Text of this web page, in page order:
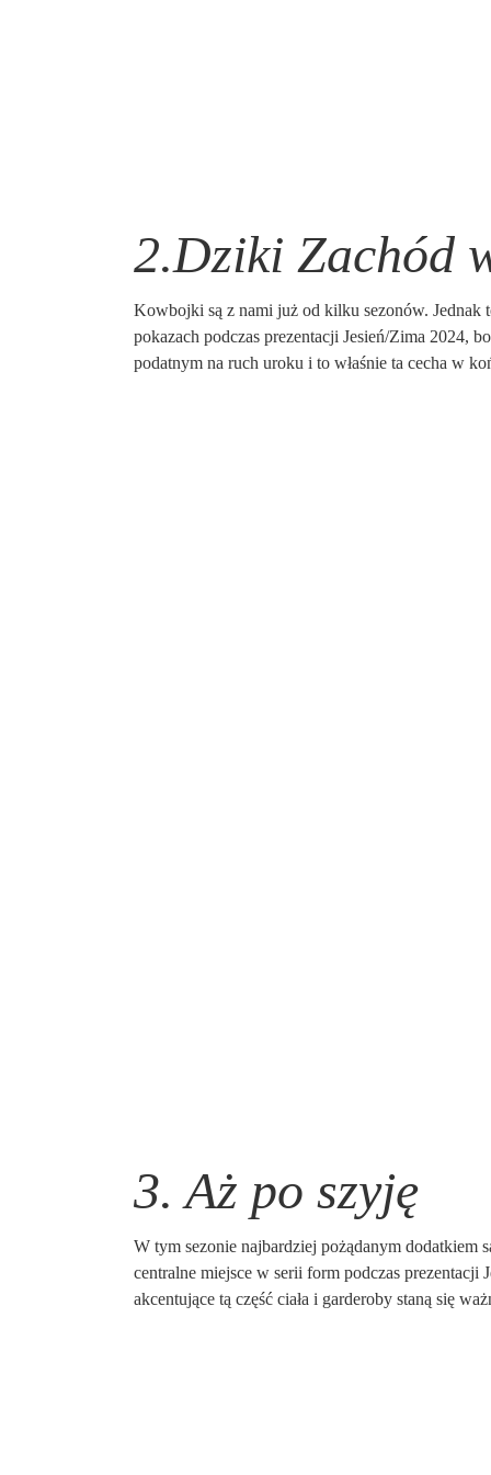
2.Dziki Zachód
Kowbojki są z nami już od kilku sezonów. Jednak
pokazach podczas prezentacji Jesień/Zima 2024,
podatnym na ruch uroku i to właśnie ta cecha w
3. Aż po szyję
W tym sezonie najbardziej pożądanym dodatkiem
centralne miejsce w serii form podczas
akcentujące tą część ciała i garderoby staną się